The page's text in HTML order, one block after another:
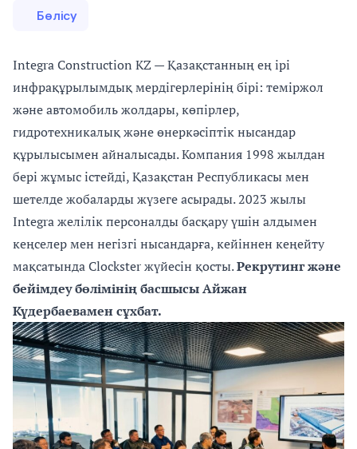
Бөлісу
Integra Construction KZ — Қазақстанның ең ірі
инфрақұрылымдық мердігерлерінің бірі: теміржол
және автомобиль жолдары, көпірлер,
гидротехникалық және өнеркәсіптік нысандар
құрылысымен айналысады. Компания 1998 жылдан
бері жұмыс істейді, Қазақстан Республикасы мен
шетелде жобаларды жүзеге асырады. 2023 жылы
Integra желілік персоналды басқару үшін алдымен
кеңселер мен негізгі нысандарға, кейіннен кеңейту
мақсатында Clockster жүйесін қосты.Рекрутинг және
бейімдеу бөлімінің басшысы Айжан
Күдербаевамен сұхбат.